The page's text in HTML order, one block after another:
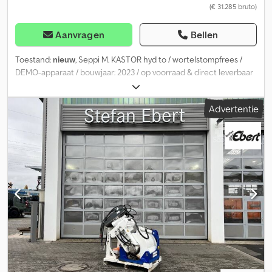
(€ 31.285 bruto)
Aanvragen Bellen
Toestand: nieuw, Seppi M. KASTOR hyd to / wortelstompfrees /
DEMO-apparaat / bouwjaar: 2023 / op voorraad & direct leverbaar
Prijs: € 26.290,00 netto / € 31.285,10 bruto - Freesbreedte: 0,11 m -
Freesdiameter: 0,90 m - Totale breedte: 0,88 m - Diepte: 1,80 m -
Hoogte: 1,30 m - Gewicht: 868 kg - Wortelstompfrees voor
montage op een graafmachine - voor het verwijderen van
boomstronken en wortelstoppen - freest boomstronken en
wortelstoppen tot een diepte van 50 cm - geschikt voor
graafmachines van t - voor montage op verschillende
bevestigingsplaten - aandrijving voorzien voor hydraulische
motor, afhankelijk van de debiet van de drager - indirecte
dubbele v-snaar aandrijving met 2x5 v-snaren - hydraulisch
verstelbare kap - bescherming door dubbele kettingen - rotor
met 50 vaste, hardmetalen bewerkte gereedschappen - kleur:
rood RAL3020 · antraciet RAL7021 OPT 074 Twee axiale zuiger
hydraulische motoren F12-80 cm³ met overdrukventiel -
cilinderinhoud in cm³: 2 x 80 Dcedpfx Aeznru Tja Iek - benodigde
Advertentie